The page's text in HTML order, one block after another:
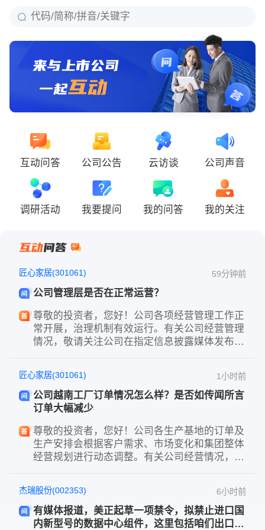
互动问答 公司公告 云访谈 公司声音
调研活动 我要提问 我的问答 我的关注
匠心家居(301061) 59分钟前
公司管理层是否在正常运营？
尊敬的投资者，您好！公司各项经营管理工作正
常开展，治理机制有效运行。有关公司经营管理
情况，敬请关注公司在指定信息披露媒体发布的
匠心家居(301061) 1小时前
公司越南工厂订单情况怎么样？是否如传闻所言
订单大幅减少
尊敬的投资者，您好！公司各生产基地的订单及
生产安排会根据客户需求、市场变化和集团整体
经营规划进行动态调整。有关公司经营情况，敬
及相关公告。感谢您的关注！
杰瑞股份(002353) 6小时前
有媒体报道，美正起草一项禁令，拟禁止进口国
内新型号的数据中心组件，这里包括咱们出口数